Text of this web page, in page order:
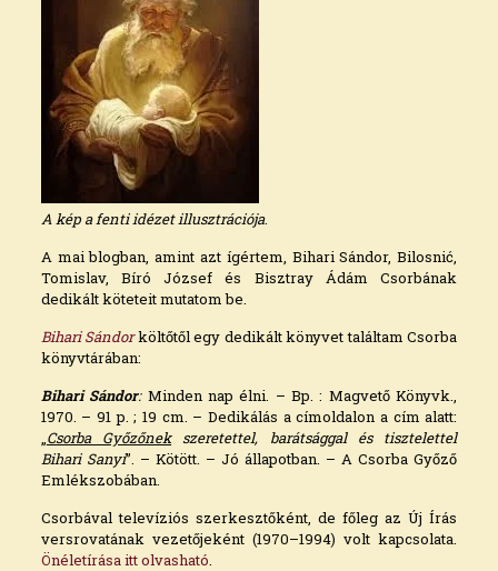
A kép a fenti idézet illusztrációja.
A mai blogban, amint azt ígértem, Bihari Sándor, Bilosnić,
Tomislav, Bíró József és Bisztray Ádám Csorbának
dedikált köteteit mutatom be.
Bihari Sándorköltőtől egy dedikált könyvet találtam Csorba
könyvtárában:
Bihari Sándor:Minden nap élni. – Bp. : Magvető Könyvk.,
1970. – 91 p. ; 19 cm. – Dedikálás a címoldalon a cím alatt:
Csorba Győzőnekszeretettel, barátsággal és tisztelettel
Bihari Sanyi”. – Kötött. – Jó állapotban. – A Csorba Győző
Emlékszobában.
Csorbával televíziós szerkesztőként, de főleg az Új Írás
versrovatának vezetőjeként (1970–1994) volt kapcsolata.
Önéletírása itt olvasható